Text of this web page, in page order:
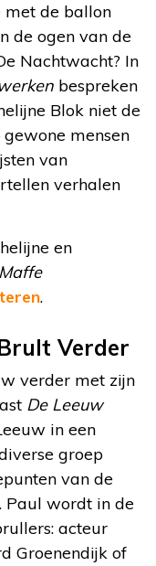
met de ballon
de ogen van de
Nachtwacht? In
bespreken
Blok niet de
mensen
van
verhalen
en
Maffe
.
Verder
verder met zijn
De Leeuw
in een
groep
van de
Paul wordt in de
acteur
Groenendijk of